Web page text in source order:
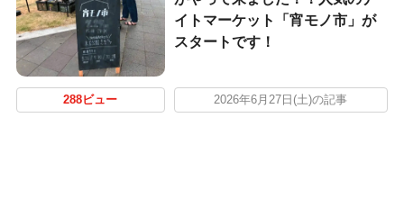
イトマーケット「宵モノ市」が
スタートです！
288ビュー 2026年6月27日(土)の記事